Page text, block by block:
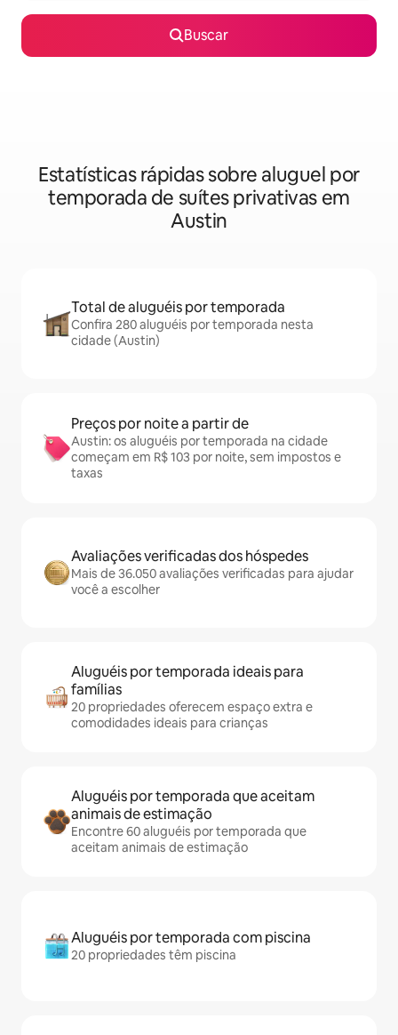
Buscar
Estatísticas rápidas sobre aluguel por
temporada de suítes privativas em
Austin
Total de aluguéis por temporada
Confira 280 aluguéis por temporada nesta
cidade (Austin)
Preços por noite a partir de
Austin: os aluguéis por temporada na cidade
começam em R$ 103 por noite, sem impostos e
taxas
Avaliações verificadas dos hóspedes
Mais de 36.050 avaliações verificadas para ajudar
você a escolher
Aluguéis por temporada ideais para
famílias
20 propriedades oferecem espaço extra e
comodidades ideais para crianças
Aluguéis por temporada que aceitam
animais de estimação
Encontre 60 aluguéis por temporada que
aceitam animais de estimação
Aluguéis por temporada com piscina
20 propriedades têm piscina